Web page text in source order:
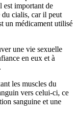
est important de
du cialis, car il peut
un médicament utilisé
une vie sexuelle
en eux et à
les muscles du
vers celui-ci, ce
sanguine et une